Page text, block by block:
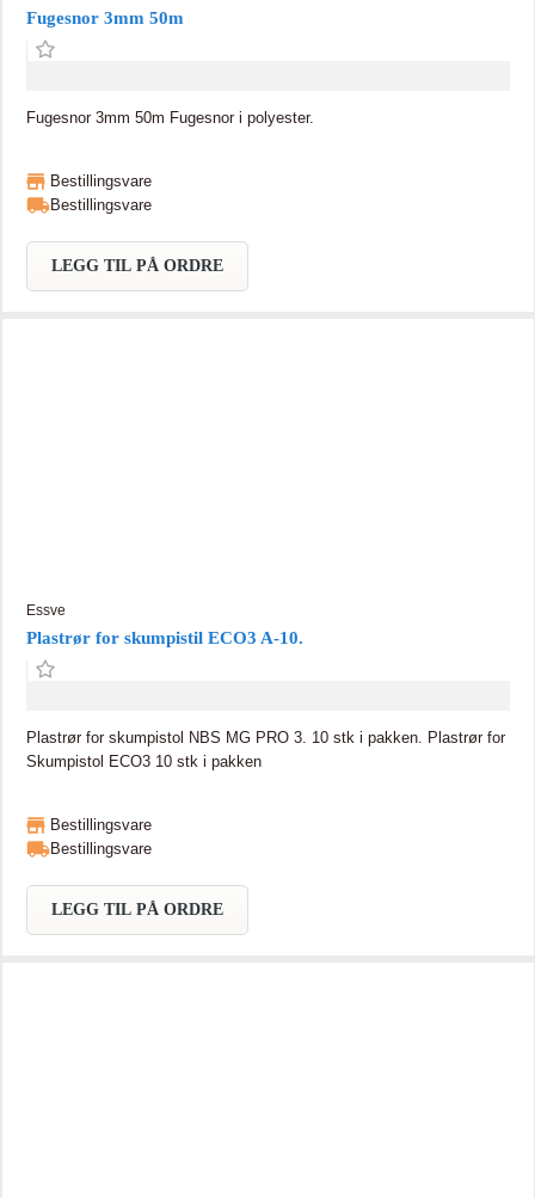
Fugesnor 3mm 50m
Fugesnor 3mm 50m Fugesnor i polyester.
Bestillingsvare
Bestillingsvare
LEGG TIL PÅ ORDRE
Essve
Plastrør for skumpistil ECO3 A-10.
Plastrør for skumpistol NBS MG PRO 3. 10 stk i pakken. Plastrør for
Skumpistol ECO3 10 stk i pakken
Bestillingsvare
Bestillingsvare
LEGG TIL PÅ ORDRE